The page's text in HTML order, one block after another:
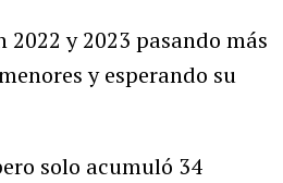
y 2023 pasando más
y esperando su
solo acumuló 34